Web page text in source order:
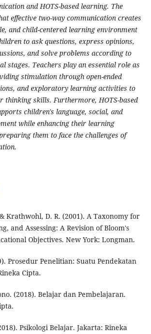
and HOTS-based learning. The
effective two-way communication creates
and child-centered learning environment
to ask questions, express opinions,
and solve problems according to
stages. Teachers play an essential role as
stimulation through open-ended
and exploratory learning activities to
thinking skills. Furthermore, HOTS-based
children's language, social, and
while enhancing their learning
them to face the challenges of
Krathwohl, D. R. (2001). A Taxonomy for
and Assessing: A Revision of Bloom's
Objectives. New York: Longman.
Prosedur Penelitian: Suatu Pendekatan
Cipta.
(2018). Belajar dan Pembelajaran.
Psikologi Belajar. Jakarta: Rineka